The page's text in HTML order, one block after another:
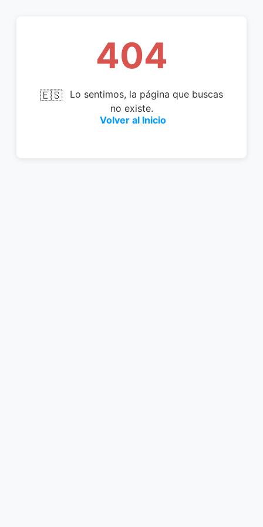
404
🇪🇸
Lo sentimos, la página que buscas
no existe.
Volver al Inicio